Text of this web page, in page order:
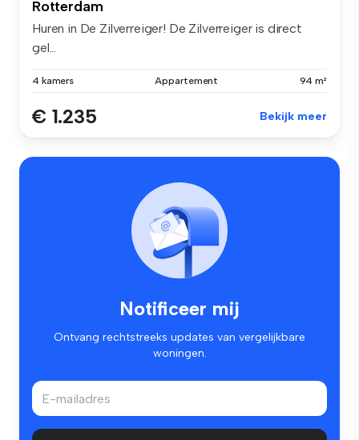
Rotterdam
Huren in De Zilverreiger! De Zilverreiger is direct
gel...
4 kamers Appartement 94 m²
€ 1.235 Bekijk meer
Notificeer mij
Ontvang rechtstreeks updates van vergelijkbare
woningen.